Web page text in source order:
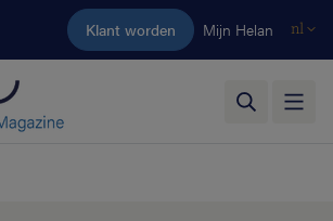
Ga naar de hoofdinhoud
Klant worden Mijn Helan nl